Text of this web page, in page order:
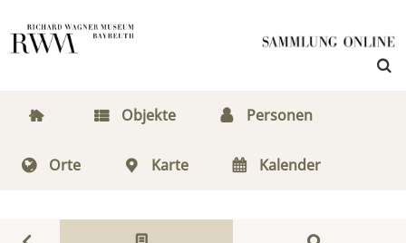
Objekte Personen
Orte Karte Kalender